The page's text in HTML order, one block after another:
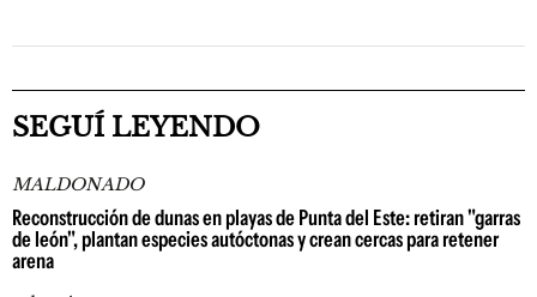
SEGUÍ LEYENDO
MALDONADO
Reconstrucción de dunas en playas de Punta del Este: retiran "garras
de león", plantan especies autóctonas y crean cercas para retener
arena